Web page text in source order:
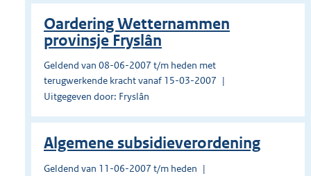
Oardering Wetternammen
provinsje Fryslân
Geldend van 08-06-2007 t/m heden met
terugwerkende kracht vanaf 15-03-2007
Uitgegeven door: Fryslân
Algemene subsidieverordening
Geldend van 11-06-2007 t/m heden